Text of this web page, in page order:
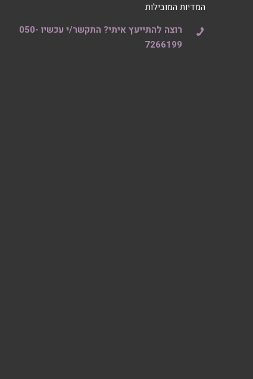
המדיות המובילות
רוצה להתייעץ איתי? התקשר/י עכשיו 050-
7266199